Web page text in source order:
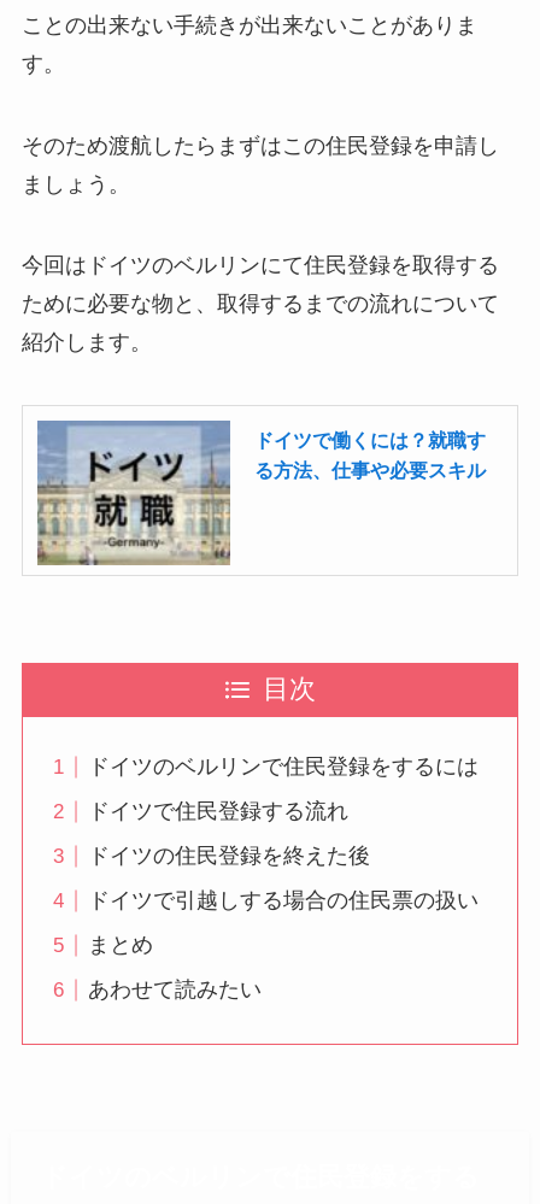
ことの出来ない手続きが出来ないことがありま
す。
そのため渡航したらまずはこの住民登録を申請し
ましょう。
今回はドイツのベルリンにて住民登録を取得する
ために必要な物と、取得するまでの流れについて
紹介します。
ドイツで働くには？就職す
る方法、仕事や必要スキル
目次
ドイツのベルリンで住民登録をするには
ドイツで住民登録する流れ
ドイツの住民登録を終えた後
ドイツで引越しする場合の住民票の扱い
まとめ
あわせて読みたい